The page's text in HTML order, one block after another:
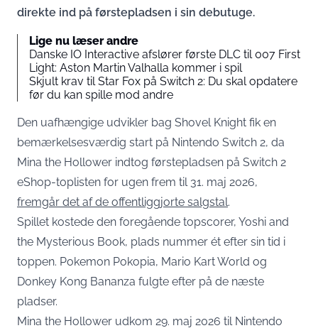
direkte ind på førstepladsen i sin debutuge.
Lige nu læser andre
Danske IO Interactive afslører første DLC til 007 First
Light: Aston Martin Valhalla kommer i spil
Skjult krav til Star Fox på Switch 2: Du skal opdatere
før du kan spille mod andre
Den uafhængige udvikler bag Shovel Knight fik en
bemærkelsesværdig start på Nintendo Switch 2, da
Mina the Hollower indtog førstepladsen på Switch 2
eShop-toplisten for ugen frem til 31. maj 2026,
fremgår det af de offentliggjorte salgstal.
Spillet kostede den foregående topscorer, Yoshi and
the Mysterious Book, plads nummer ét efter sin tid i
toppen. Pokemon Pokopia, Mario Kart World og
Donkey Kong Bananza fulgte efter på de næste
pladser.
Mina the Hollower udkom 29. maj 2026 til Nintendo